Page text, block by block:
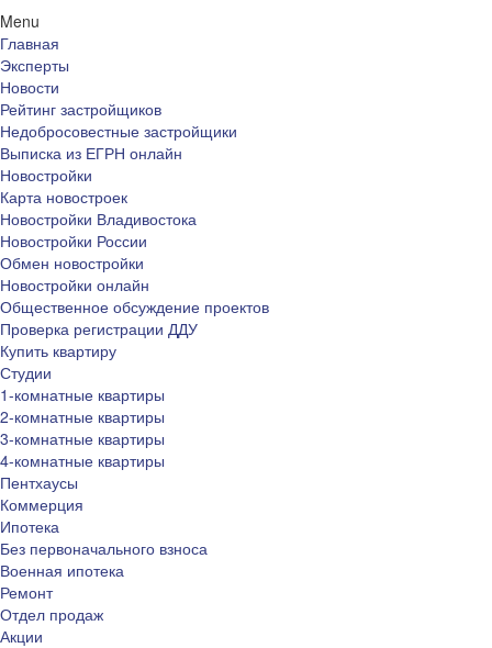
Menu
Главная
Эксперты
Новости
Рейтинг застройщиков
Недобросовестные застройщики
Выписка из ЕГРН онлайн
Новостройки
Карта новостроек
Новостройки Владивостока
Новостройки России
Обмен новостройки
Новостройки онлайн
Общественное обсуждение проектов
Проверка регистрации ДДУ
Купить квартиру
Студии
1-комнатные квартиры
2-комнатные квартиры
3-комнатные квартиры
4-комнатные квартиры
Пентхаусы
Коммерция
Ипотека
Без первоначального взноса
Военная ипотека
Ремонт
Отдел продаж
Акции